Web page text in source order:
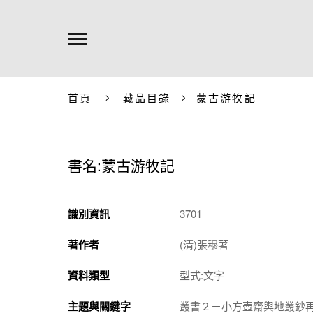
首頁 藏品目錄 蒙古游牧記
書名:蒙古游牧記
識別資訊 3701
著作者 (清)張穆著
資料類型 型式:文字
主題與關鍵字 叢書２－小方壺齋輿地叢鈔